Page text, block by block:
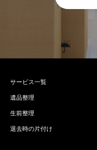
サービス一覧
遺品整理
生前整理
退去時の片付け